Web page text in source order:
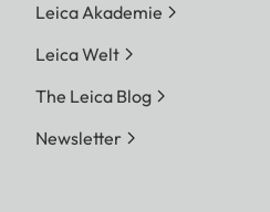
Leica Akademie
Leica Welt
The Leica Blog
Newsletter